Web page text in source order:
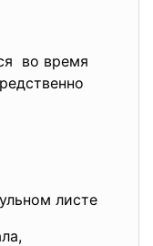
во время
листе